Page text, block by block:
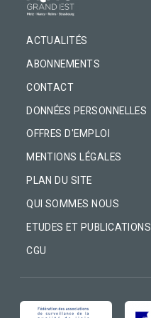
ACTUALITÉS
ABONNEMENTS
CONTACT
DONNÉES PERSONNELLES
OFFRES D'EMPLOI
MENTIONS LÉGALES
PLAN DU SITE
QUI SOMMES NOUS
ETUDES ET PUBLICATIONS
CGU
IMAGE IMAGE